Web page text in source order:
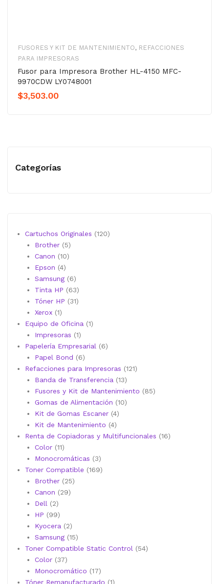
FUSORES Y KIT DE MANTENIMIENTO, REFACCIONES
PARA IMPRESORAS
Fusor para Impresora Brother HL-4150 MFC-
9970CDW LY0748001
$3,503.00
Categorías
Cartuchos Originales 120120
Brother 55
productos
Canon 1010
Epson 44
productos
Samsung 66
productos
Tinta HP 6363
productos
Tóner HP 3131
Xerox 11
producto
Equipo de Oficina 11
Impresoras 11
producto
Papelería Empresarial 66
Papel Bond 66
productos
Refacciones para Impresoras 121121
Banda de Transferencia 1313
productos
Fusores y Kit de Mantenimiento 8585
Gomas de Alimentación 1010
Kit de Gomas Escaner 44
Kit de Mantenimiento 44
productos
Renta de Copiadoras y Multifuncionales 1616
Color 1111
productos
Monocromáticas 33
productos
Toner Compatible 169169
Brother 2525
Canon 2929
Dell 22
productos
HP 9999
productos
Kyocera 22
productos
Samsung 1515
productos
Toner Compatible Static Control 5454
Color 3737
productos
Monocromático 1717
productos
Tóner Remanufacturado 11